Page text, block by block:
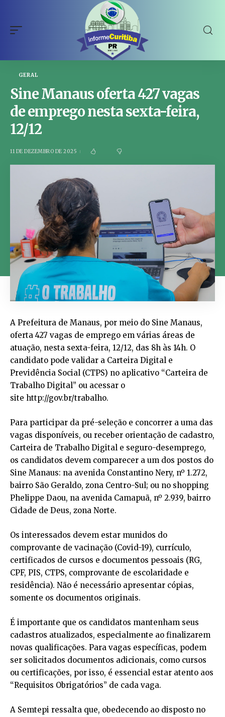
GERAL
Sine Manaus oferta 427 vagas
de emprego nesta sexta-feira,
12/12
11 DE DEZEMBRO DE 2025
A Prefeitura de Manaus, por meio do Sine Manaus,
oferta 427 vagas de emprego em várias áreas de
atuação, nesta sexta-feira, 12/12, das 8h às 14h. O
candidato pode validar a Carteira Digital e
Previdência Social (CTPS) no aplicativo “Carteira de
Trabalho Digital” ou acessar o
site http://gov.br/trabalho.
Para participar da pré-seleção e concorrer a uma das
vagas disponíveis, ou receber orientação de cadastro,
Carteira de Trabalho Digital e seguro-desemprego,
os candidatos devem comparecer a um dos postos do
Sine Manaus: na avenida Constantino Nery, nº 1.272,
bairro São Geraldo, zona Centro-Sul; ou no shopping
Phelippe Daou, na avenida Camapuã, nº 2.939, bairro
Cidade de Deus, zona Norte.
Os interessados devem estar munidos do
comprovante de vacinação (Covid-19), currículo,
certificados de cursos e documentos pessoais (RG,
CPF, PIS, CTPS, comprovante de escolaridade e
residência). Não é necessário apresentar cópias,
somente os documentos originais.
É importante que os candidatos mantenham seus
cadastros atualizados, especialmente ao finalizarem
novas qualificações. Para vagas específicas, podem
ser solicitados documentos adicionais, como cursos
ou certificações, por isso, é essencial estar atento aos
“Requisitos Obrigatórios” de cada vaga.
A Semtepi ressalta que, obedecendo ao disposto no